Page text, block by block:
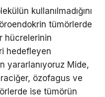
kullanılmadığını
tümörlerde
hücrelerinin
hedefleyen
yararlanıyoruz Mide,
özofagus ve
ise tümörün